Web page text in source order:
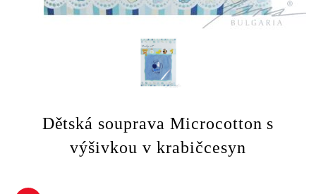
Dětská souprava Microcotton s
výšivkou v krabičcesyn